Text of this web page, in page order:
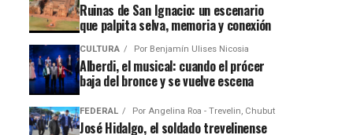
Ruinas de San Ignacio: un escenario
que palpita selva, memoria y conexión
CULTURA Por Benjamín Ulises Nicosia
Alberdi, el musical: cuando el prócer
baja del bronce y se vuelve escena
FEDERAL Por Angelina Roa - Trevelin, Chubut
José Hidalgo, el soldado trevelinense